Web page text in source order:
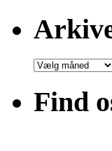
Arkiver
Find